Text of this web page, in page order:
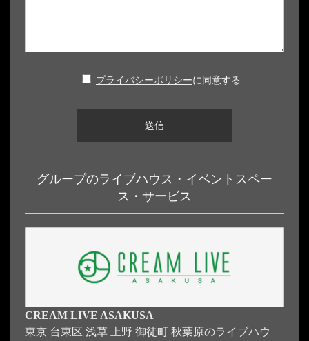
プライバシーポリシーに同意する
グループのライブハウス・イベントスペー
ス・サービス
CREAM LIVE ASAKUSA
東京 台東区 浅草 上野 御徒町 秋葉原のライブハウ